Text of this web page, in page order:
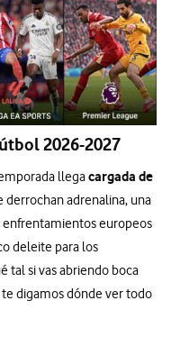
2026-2027
llegacargada de
derrochan adrenalina, una
europeos
deleite para los
tal si vas abriendo boca
digamos dónde ver todo